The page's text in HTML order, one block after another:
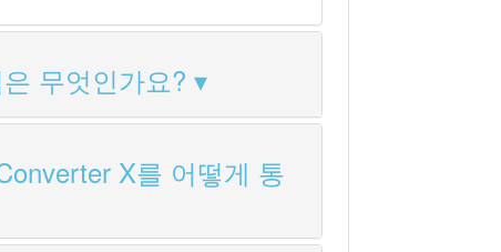
무엇인가요?
X를 어떻게 통